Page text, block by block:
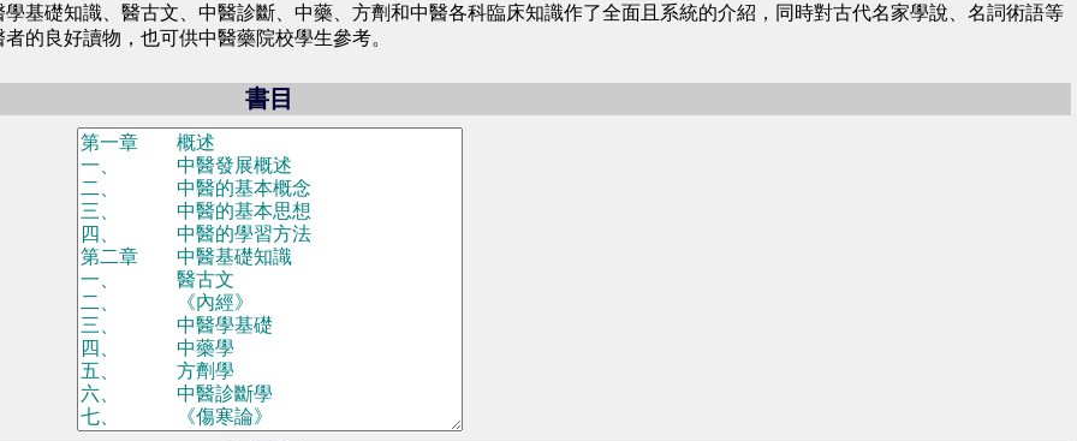
基礎知識、醫古文、中醫診斷、中藥、方劑和中醫各科臨床知識作了全面且系統的介紹，同時對古代名家學說、名詞術語等
的良好讀物，也可供中醫藥院校學生參考。
書目